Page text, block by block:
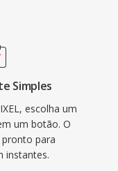
Simples
escolha um
um botão. O
para
instantes.